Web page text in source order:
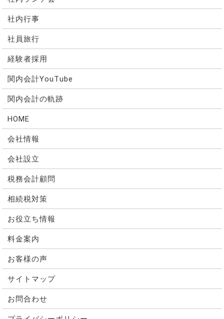
社内行事
社員旅行
経験者採用
関内会計YouTube
関内会計の軌跡
HOME
会社情報
会社設立
税務会計顧問
相続税対策
お役立ち情報
料金案内
お客様の声
サイトマップ
お問合わせ